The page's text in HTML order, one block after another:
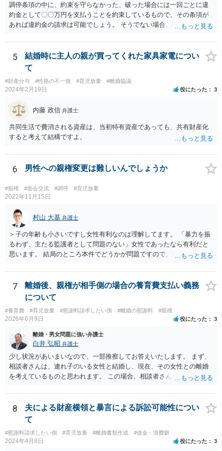
調停条項の中に、約束を守らなかった、破った場合には一回ごとに違
約金として〇〇万円を支払うことを約束しているもので、その条項が
あれば違約金の請求は可能でしょう。 そうでない場合、調停条項を守
が発生していない場合は条項違反があったとしても損害賠償請求は難
しいでしょう。
5
結婚時に主人の親が買ってくれた家具家電につい
て
#財産分与 #性格の不一致 #育児放棄 #離婚協議
2024年2月19日 役にたった 3
内藤 政信 弁護士
共同生活で費消される資産は、当初特有資産であっても、共有財産化
すると考えて結構ですよ。
6 男性への親権変更は難しいんでしょうか
#親権 #面会交流 #調停 #育児放棄
2022年11月15日
村山 大基 弁護士
＞子の年齢も小さいですし女性有利なのは理解してます。 「暴力を振
るわず、主たる監護者として問題のない」女性であったなら有利だと
思います。 結局のところ本件でどうかが問題ですので、面談相談に行
てもらった方がよいのでしょうか？ 費用が許すなら依頼した方が個人
的にはいいと思いますが、 依頼するかどうか含め、面談相談で話を聞
いてみた方がいいと思います。 なぜ面談相談をお勧めしているかと言
いますと、面談の方がネット相談（数行のやり取りを繰り返す）よ
り、 密度が濃いというか、やりとり（事情を聞いたり、不明点を尋ね
たり説明したり）がしやすいからです。
7
離婚後、親権が相手側の場合の養育費支払い義務
について
#養育費 #育児放棄 #慰謝料請求したい側 #離婚の慰謝料 #親権
2026年6月9日 役にたった 3
離婚・男女問題に強い弁護士
白井 弘昭 弁護士
少し状況があいまいなので、一部推察してお答えいたします。 まず、
相談者さんは、連れ子のいる女性と結婚し、現在、その女性との離婚
を考えているものと思われます。 この場合、相談者さんが、その連れ
ていない場合は、婚姻とともに親権を取得することはありませんの
で、本来的には、婚姻期間中も連れ子の扶養義務はありませんし、離
婚したならなおさら無関係となりますので、養育費を支払う義務は生
じません。 一方、婚姻と同時に連れ子を養子縁組（普通養子縁組）し
た場合、離婚をしても、養親子関係は当然には終了しませんので、親
権の問題が生じえますし、養育費の支払い義務も発生します。 ただ
8
夫による財産横領と暴言による訴訟可能性につい
て
#慰謝料請求したい側 #育児放棄 #離婚書類作成 #借金・浪費癖
2024年4月8日 役にたった 3